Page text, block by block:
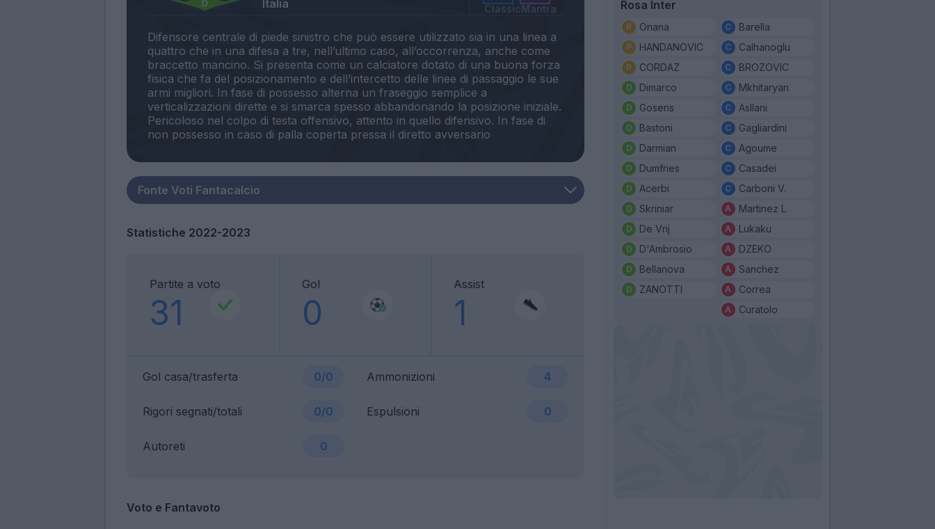
Italia
ClassicMantra
Difensore centrale di piede sinistro che può essere utilizzato sia in una linea a
quattro che in una difesa a tre, nell’ultimo caso, all’occorrenza, anche come
braccetto mancino. Si presenta come un calciatore dotato di una buona forza
fisica che fa del posizionamento e dell’intercetto delle linee di passaggio le sue
armi migliori. In fase di possesso alterna un fraseggio semplice a
verticalizzazioni dirette e si smarca spesso abbandonando la posizione iniziale.
Pericoloso nel colpo di testa offensivo, attento in quello difensivo. In fase di
Statistiche 2022-2023
Partite a voto
31
Gol
0
Assist
1
Gol casa/trasferta 0/0 Ammonizioni 4
Rigori segnati/totali 0/0 Espulsioni 0
Autoreti 0
Voto e Fantavoto
Rosa Inter
Onana
HANDANOVIC
CORDAZ
Dimarco
Gosens
Bastoni
Darmian
Dumfries
Acerbi
Skriniar
De Vrij
D'Ambrosio
Bellanova
ZANOTTI
Barella
Calhanoglu
BROZOVIC
Mkhitaryan
Asllani
Gagliardini
Agoume
Casadei
Carboni V.
Martinez L.
Lukaku
DZEKO
Sanchez
Correa
Curatolo